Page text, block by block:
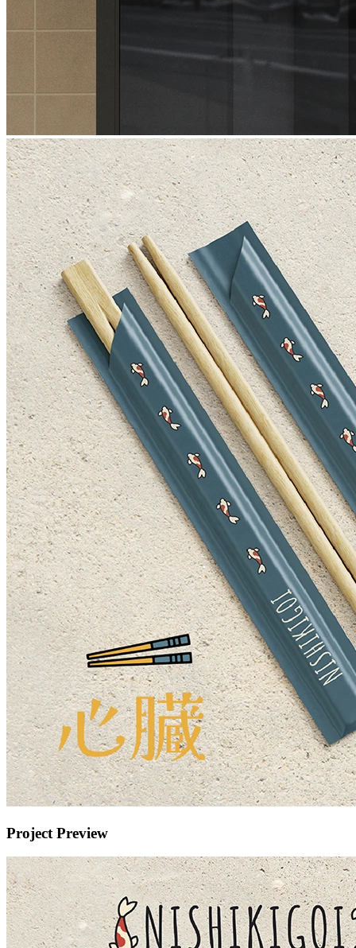
Project Preview